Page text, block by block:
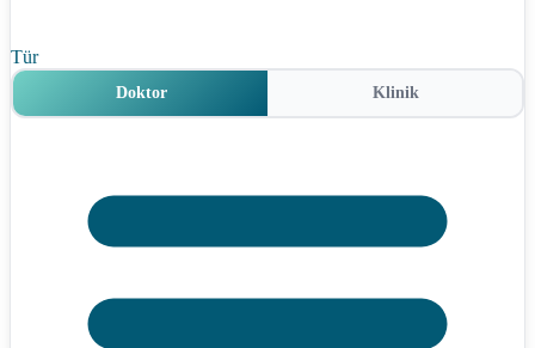
Tür
Doktor Klinik